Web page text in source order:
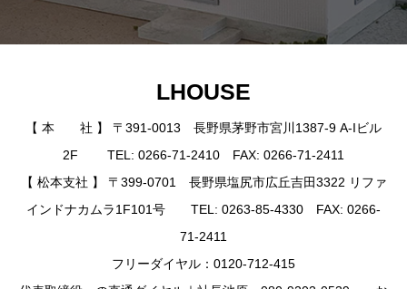
LHOUSE
【 本 社 】 〒391-0013 長野県茅野市宮川1387-9 A-Iビル
2F TEL: 0266-71-2410 FAX: 0266-71-2411
【 松本支社 】 〒399-0701 長野県塩尻市広丘吉田3322 リファ
インドナカムラ1F101号 TEL: 0263-85-4330 FAX: 0266-
71-2411
フリーダイヤル：0120-712-415